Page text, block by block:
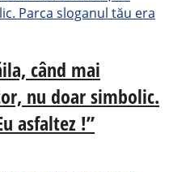
când mai
nu doar simbolic.
asfaltez !”